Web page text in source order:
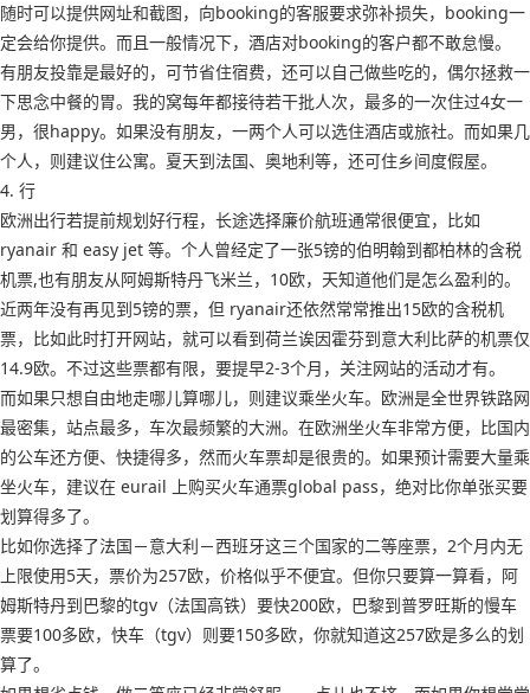
随时可以提供网址和截图，向booking的客服要求弥补损失，booking一
定会给你提供。而且一般情况下，酒店对booking的客户都不敢怠慢。
有朋友投靠是最好的，可节省住宿费，还可以自己做些吃的，偶尔拯救一
下思念中餐的胃。我的窝每年都接待若干批人次，最多的一次住过4女一
男，很happy。如果没有朋友，一两个人可以选住酒店或旅社。而如果几
个人，则建议住公寓。夏天到法国、奥地利等，还可住乡间度假屋。
4. 行
欧洲出行若提前规划好行程，长途选择廉价航班通常很便宜，比如
ryanair 和 easy jet 等。个人曾经定了一张5镑的伯明翰到都柏林的含税
机票,也有朋友从阿姆斯特丹飞米兰，10欧，天知道他们是怎么盈利的。
近两年没有再见到5镑的票，但 ryanair还依然常常推出15欧的含税机
票，比如此时打开网站，就可以看到荷兰诶因霍芬到意大利比萨的机票仅
14.9欧。不过这些票都有限，要提早2-3个月，关注网站的活动才有。
而如果只想自由地走哪儿算哪儿，则建议乘坐火车。欧洲是全世界铁路网
最密集，站点最多，车次最频繁的大洲。在欧洲坐火车非常方便，比国内
的公车还方便、快捷得多，然而火车票却是很贵的。如果预计需要大量乘
坐火车，建议在 eurail 上购买火车通票global pass，绝对比你单张买要
划算得多了。
比如你选择了法国－意大利－西班牙这三个国家的二等座票，2个月内无
上限使用5天，票价为257欧，价格似乎不便宜。但你只要算一算看，阿
姆斯特丹到巴黎的tgv（法国高铁）要快200欧，巴黎到普罗旺斯的慢车
票要100多欧，快车（tgv）则要150多欧，你就知道这257欧是多么的划
算了。